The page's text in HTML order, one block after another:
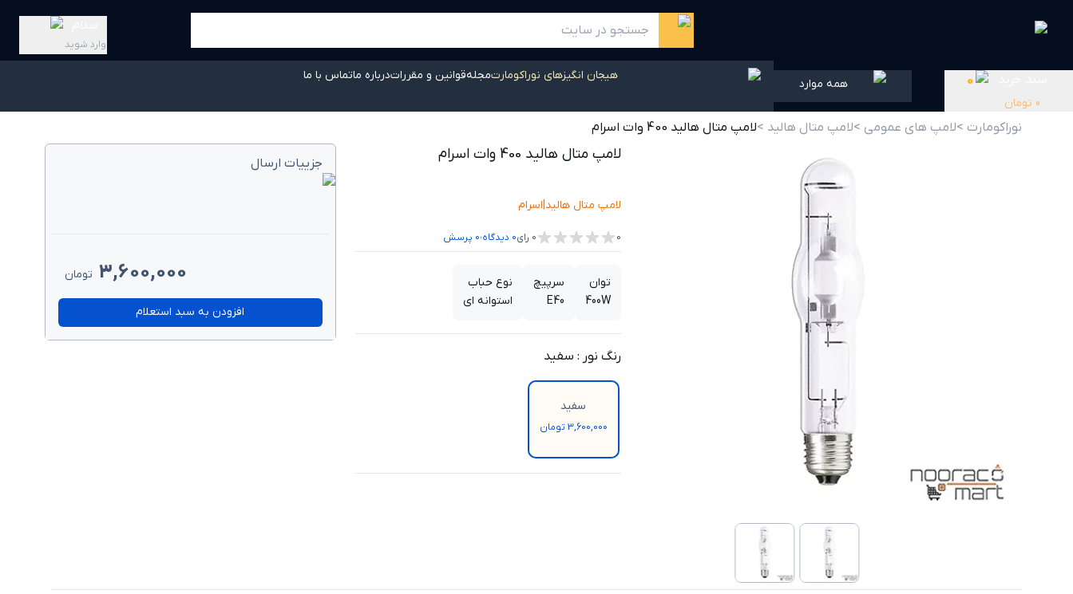
همه موارد
وارد شوید
0 تومان
0 هیجان انگیزهای نوراکومارتمجلهقوانین و مقرراتدرباره ماتماس با ما
نوراکومارت >لامپ های عمومی >لامپ متال هالید >لامپ متال هالید 400 وات اسرام
لامپ متال هالید 400 وات اسرام
لامپ متال هالید|اسرام
0
0 رای0 دیدگاه،0 پرسش
توان
400W
سرپیچ
E40
نوع حباب
استوانه ای
رنگ نور : سفید
سفید
3,600,000 تومان
جزییات ارسال
3,600,000 تومان
افزودن به سبد استعلام